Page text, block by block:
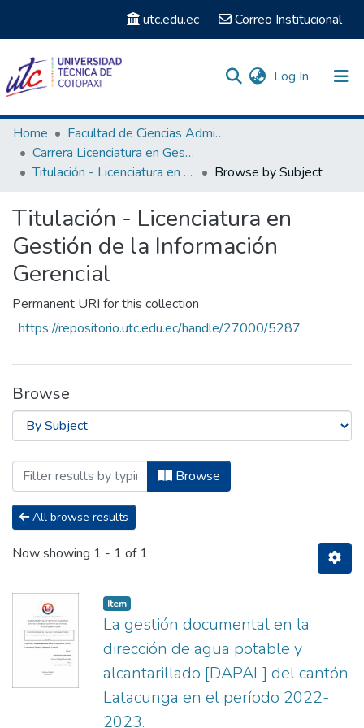
utc.edu.ec Correo Institucional
Log In (current)
Communities & Collections
Search
Home
Facultad de Ciencias Administrativas y Económicas
Carrera Licenciatura en Gestión de la Información Gerencial
Titulación - Licenciatura en Gestión de la Información Gerencial
Browse by Subject
Titulación - Licenciatura en
Gestión de la Información
Gerencial
Permanent URI for this collection
https://repositorio.utc.edu.ec/handle/27000/5287
Browse
Browsing Titulación - Licenciatura en
Browse
All browse results
Now showing 1 - 1 of 1
Item
La gestión documental en la
dirección de agua potable y
alcantarillado [DAPAL] del cantón
Latacunga en el período 2022-
2023.